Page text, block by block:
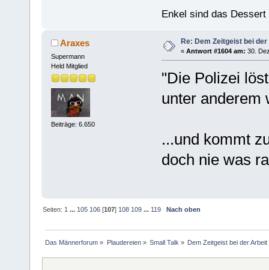
Enkel sind das Dessert
Araxes
Supermann
Held Mitglied
Beiträge: 6.650
Re: Dem Zeitgeist bei
« Antwort #1604 am: 30.
"Die Polizei
unter anderem
...und kommt
doch nie was
Seiten: 1 ... 105 106 [107] 108 109 ... 119 Nach oben
Das Männerforum » Plaudereien» Small Talk » Dem Zeitgeist bei der